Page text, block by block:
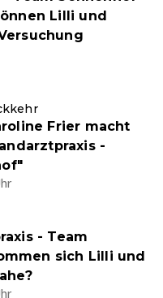
Lilli und
Frier macht
-
- Team
sich Lilli und